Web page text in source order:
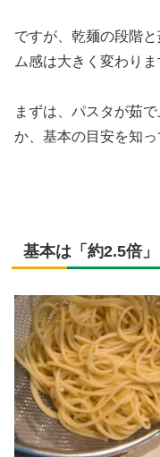
ですが、乾麺の段階
ム感は大きく変わりま
まずは、パスタが茹
か、基本の目安を知っ
基本は「約2.5倍